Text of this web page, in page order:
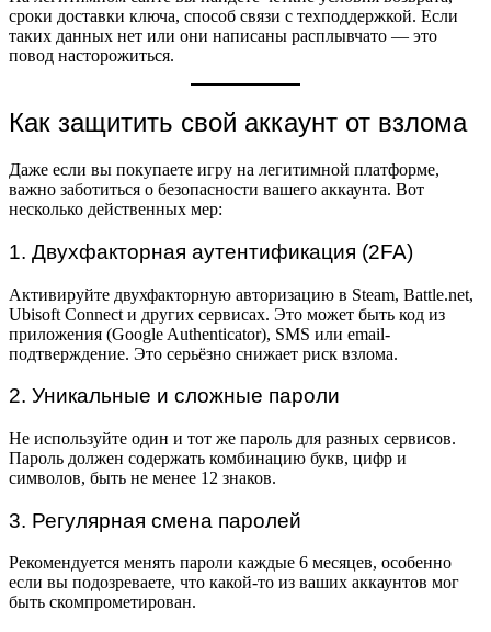
сроки доставки ключа, способ связи с техподдержкой. Если
таких данных нет или они написаны расплывчато — это
повод насторожиться.
Как защитить свой аккаунт от взлома
Даже если вы покупаете игру на легитимной платформе,
важно заботиться о безопасности вашего аккаунта. Вот
несколько действенных мер:
1. Двухфакторная аутентификация (2FA)
Активируйте двухфакторную авторизацию в Steam, Battle.net,
Ubisoft Connect и других сервисах. Это может быть код из
приложения (Google Authenticator), SMS или email-
подтверждение. Это серьёзно снижает риск взлома.
2. Уникальные и сложные пароли
Не используйте один и тот же пароль для разных сервисов.
Пароль должен содержать комбинацию букв, цифр и
символов, быть не менее 12 знаков.
3. Регулярная смена паролей
Рекомендуется менять пароли каждые 6 месяцев, особенно
если вы подозреваете, что какой-то из ваших аккаунтов мог
быть скомпрометирован.